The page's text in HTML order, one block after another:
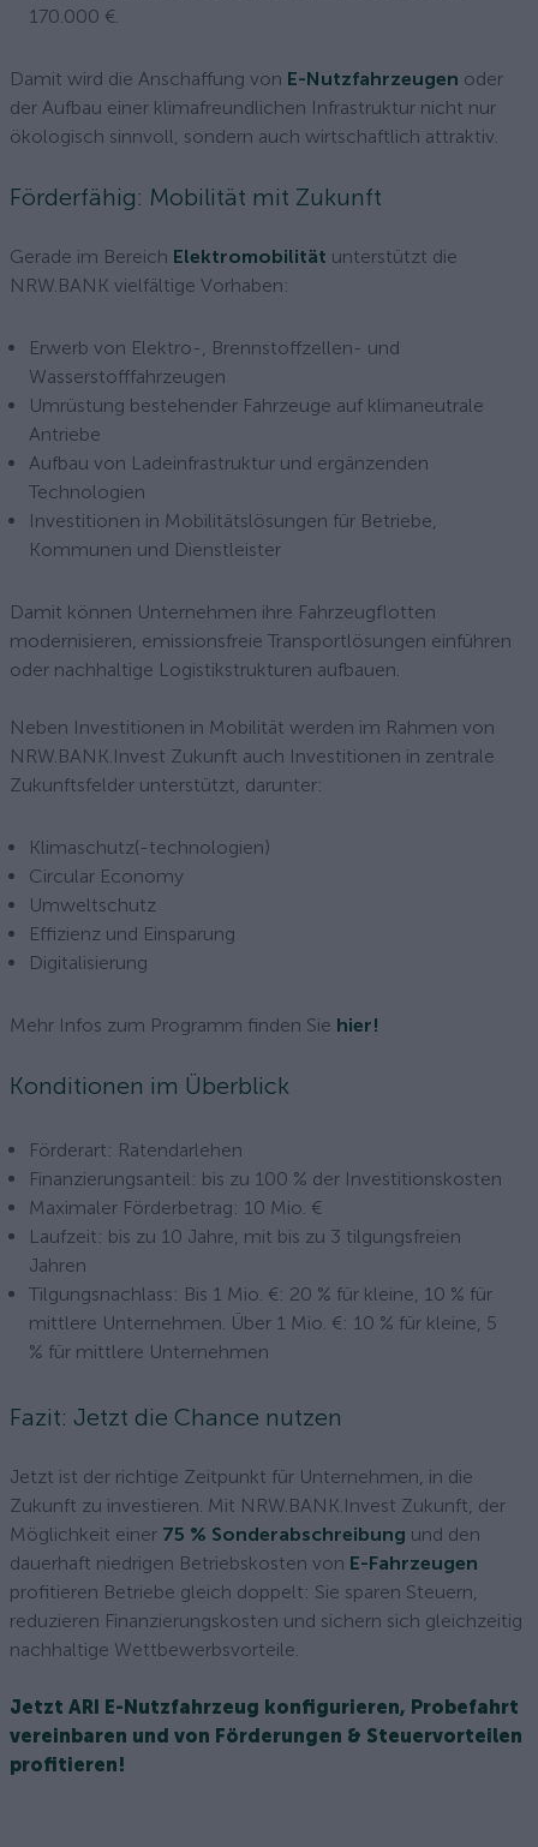
170.000 €.
Damit wird die Anschaffung von E-Nutzfahrzeugen oder
der Aufbau einer klimafreundlichen Infrastruktur nicht nur
ökologisch sinnvoll, sondern auch wirtschaftlich attraktiv.
Förderfähig: Mobilität mit Zukunft
Gerade im Bereich Elektromobilität unterstützt die
NRW.BANK vielfältige Vorhaben:
Erwerb von Elektro-, Brennstoffzellen- und
Wasserstofffahrzeugen
Umrüstung bestehender Fahrzeuge auf klimaneutrale
Antriebe
Aufbau von Ladeinfrastruktur und ergänzenden
Technologien
Investitionen in Mobilitätslösungen für Betriebe,
Kommunen und Dienstleister
Damit können Unternehmen ihre Fahrzeugflotten
modernisieren, emissionsfreie Transportlösungen einführen
oder nachhaltige Logistikstrukturen aufbauen.
Neben Investitionen in Mobilität werden im Rahmen von
NRW.BANK.Invest Zukunft auch Investitionen in zentrale
Zukunftsfelder unterstützt, darunter:
Klimaschutz(-technologien)
Circular Economy
Umweltschutz
Effizienz und Einsparung
Digitalisierung
Mehr Infos zum Programm finden Sie hier!
Konditionen im Überblick
Förderart: Ratendarlehen
Finanzierungsanteil: bis zu 100 % der Investitionskosten
Maximaler Förderbetrag: 10 Mio. €
Laufzeit: bis zu 10 Jahre, mit bis zu 3 tilgungsfreien
Jahren
Tilgungsnachlass: Bis 1 Mio. €: 20 % für kleine, 10 % für
mittlere Unternehmen. Über 1 Mio. €: 10 % für kleine, 5
% für mittlere Unternehmen
Fazit: Jetzt die Chance nutzen
Jetzt ist der richtige Zeitpunkt für Unternehmen, in die
Zukunft zu investieren. Mit NRW.BANK.Invest Zukunft, der
Möglichkeit einer 75 % Sonderabschreibung und den
dauerhaft niedrigen Betriebskosten von E-Fahrzeugen
profitieren Betriebe gleich doppelt: Sie sparen Steuern,
reduzieren Finanzierungskosten und sichern sich gleichzeitig
nachhaltige Wettbewerbsvorteile.
Jetzt ARI E-Nutzfahrzeug konfigurieren, Probefahrt
vereinbaren und von Förderungen & Steuervorteilen
profitieren!